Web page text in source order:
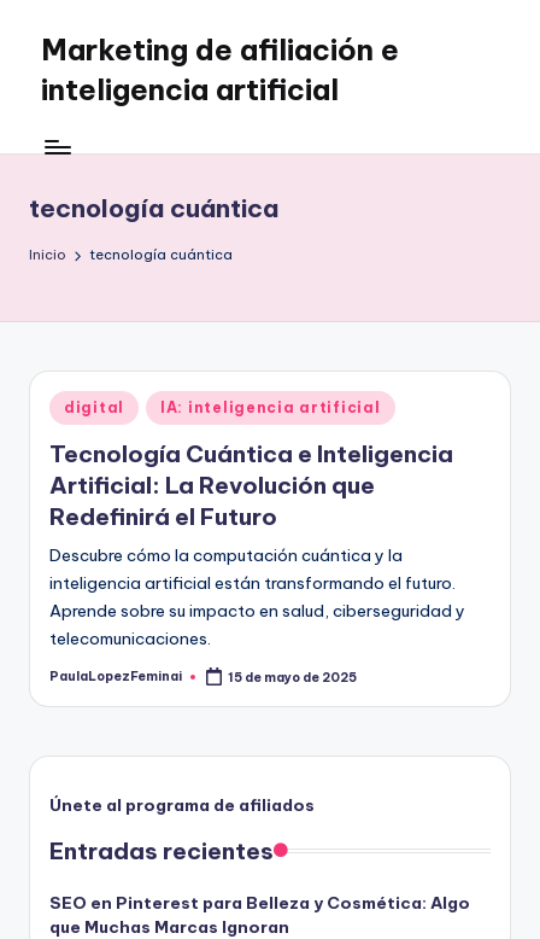
Saltar
contenido
Marketing de afiliación e
inteligencia artificial
tecnología cuántica
Inicio tecnología cuántica
Publicado
en
digital IA: inteligencia artificial
Tecnología Cuántica e Inteligencia
Artificial: La Revolución que
Redefinirá el Futuro
Descubre cómo la computación cuántica y la
inteligencia artificial están transformando el futuro.
Aprende sobre su impacto en salud, ciberseguridad y
telecomunicaciones.
Publicado
PaulaLopezFeminai 15 de mayo de 2025
Únete al programa de afiliados
Entradas recientes
SEO en Pinterest para Belleza y Cosmética: Algo
que Muchas Marcas Ignoran